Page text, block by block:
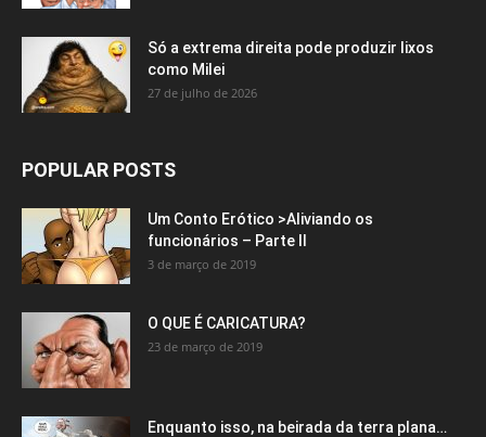
Só a extrema direita pode produzir lixos
como Milei
27 de julho de 2026
POPULAR POSTS
Um Conto Erótico >Aliviando os
funcionários – Parte II
3 de março de 2019
O QUE É CARICATURA?
23 de março de 2019
Enquanto isso, na beirada da terra plana…